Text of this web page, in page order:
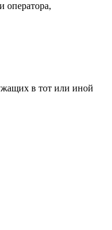
оператора,
в тот или иной